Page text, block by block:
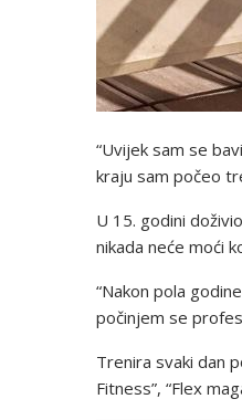
“Uvijek sam se
kraju sam počeo
U 15. godini
nikada neće moći
“Nakon pola
počinjem se
Trenira svaki dan
Fitness”, “Flex